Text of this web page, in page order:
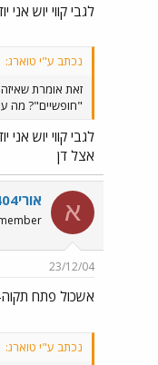
לגבי קווי יוש
נכתב ע"י טוארג:
זאת אומרת
"חופשיים"? מה
לגבי קווי יוש
אצל דן
א אורי404
23/12/04
אשכול פתח
נכתב ע"י טוארג: